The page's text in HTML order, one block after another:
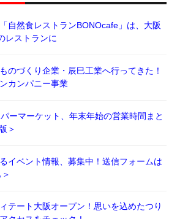
自然食レストランBONOcafe」は、大阪
レストランに
のづくり企業・辰巳工業へ行ってきた！
カンパニー事業
ーマーケット、年末年始の営業時間まと
＞
イベント情報、募集中！送信フォームは
テート大阪オープン！思いを込めたつり